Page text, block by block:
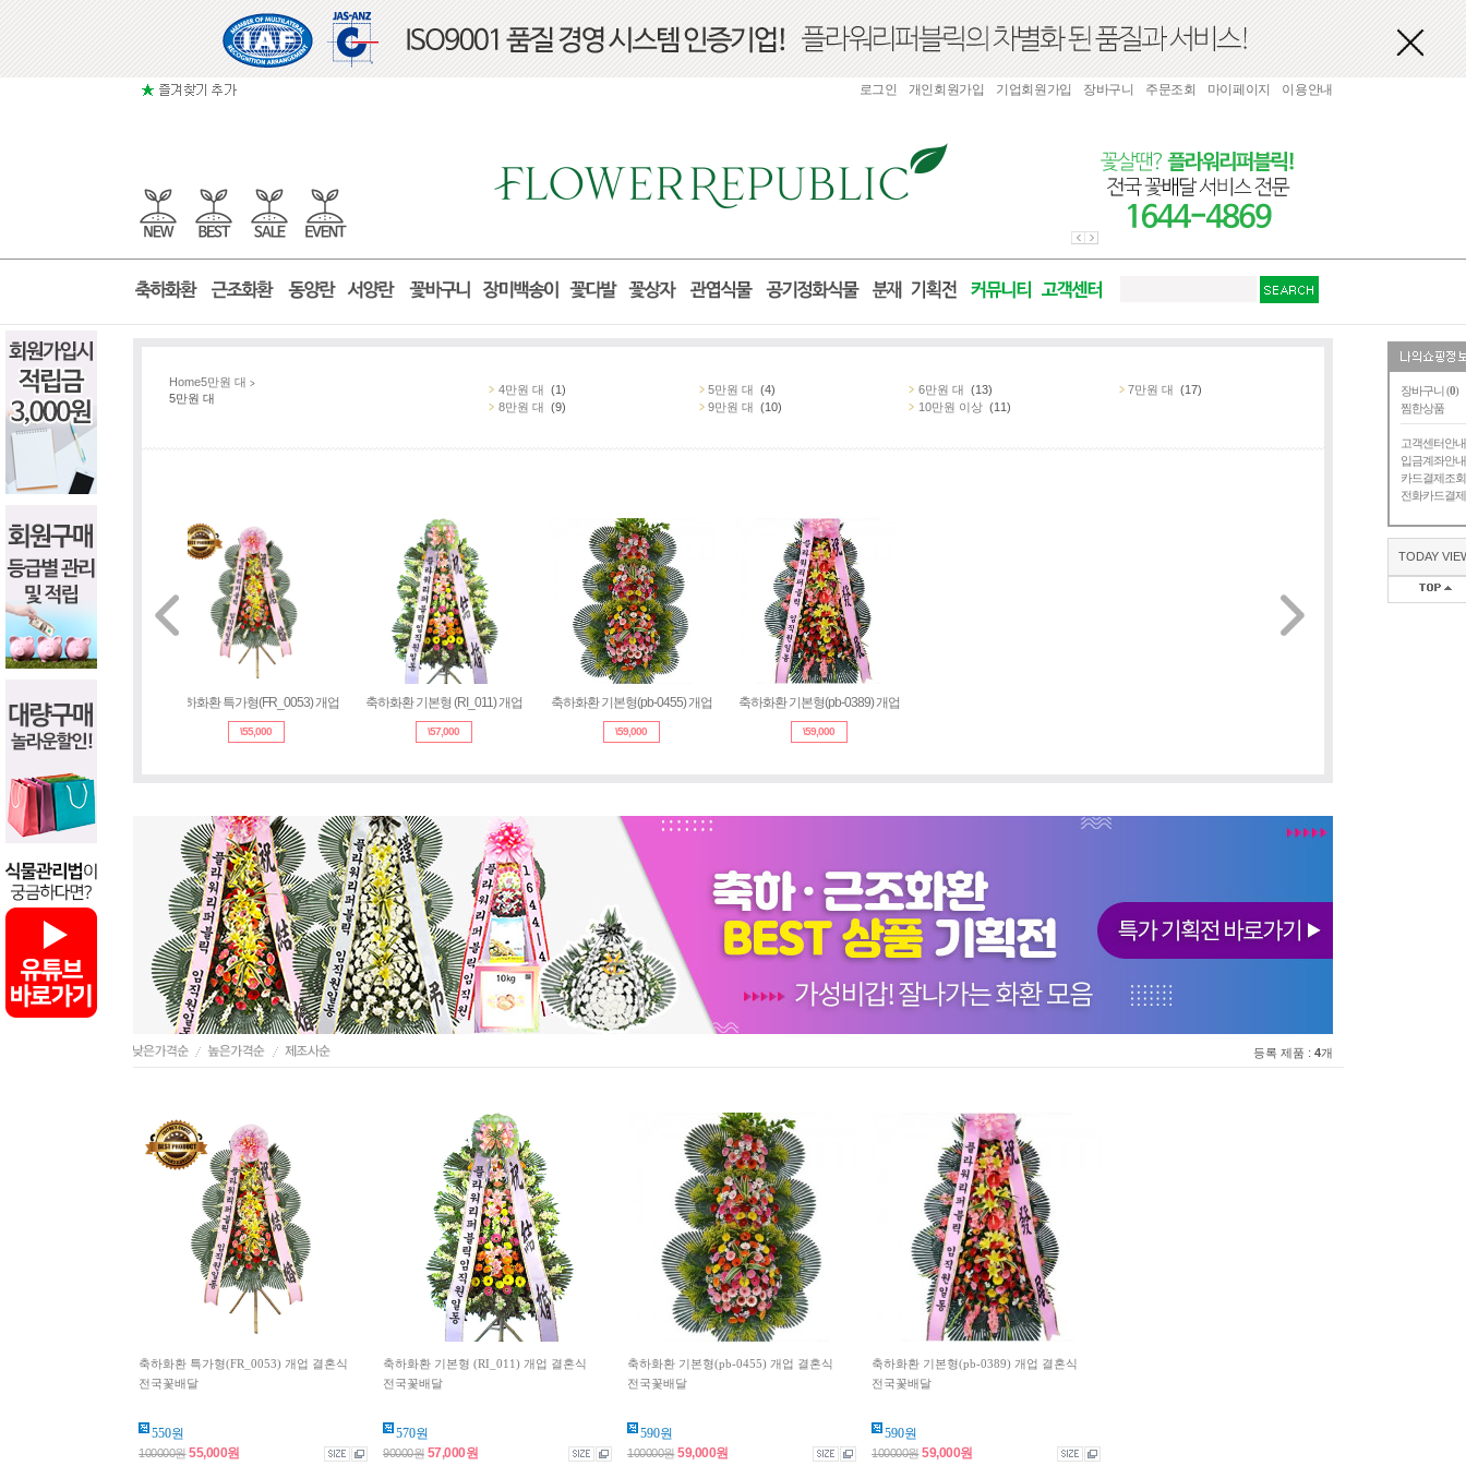
장바구니 (0)
찜한상품
고객센터안내
입금계좌안내
카드결제조회
전화카드결제
TODAY
로그인 개인회원가입 기업회원가입 장바구니 주문조회 마이페이지 이용안내
Home >
5만원 대
5만원 대
4만원 대 (1) 5만원 대 (4) 6만원 대 (13) 7만원 대 (17)
8만원 대 (9) 9만원 대 (10) 10만원 이상(11)
축하화환 기본형(pb-0389) 개업
\59,000
축하화환 특가형(FR_0053) 개업
\55,000
축하화환 기본형 (RI_011) 개업
\57,000
축하화환 기본형(pb-0455) 개업
\59,000
등록 제품 : 4개
축하화환 특가형(FR_0053) 개업 결혼식
전국꽃배달
550원
100000원55,000원
축하화환 기본형 (RI_011) 개업 결혼식
전국꽃배달
570원
90000원 57,000원
축하화환 기본형(pb-0455) 개업 결혼식
전국꽃배달
590원
100000원59,000원
축하화환 기본형(pb-0389) 개업 결혼식
전국꽃배달
590원
100000원59,000원